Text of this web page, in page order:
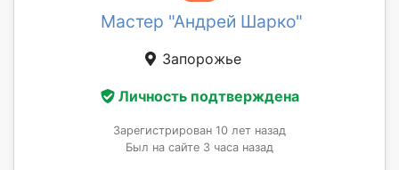
Мастер "Андрей Шарко"
Запорожье
Личность подтверждена
Зарегистрирован 10 лет назад
Был на сайте 3 часа назад